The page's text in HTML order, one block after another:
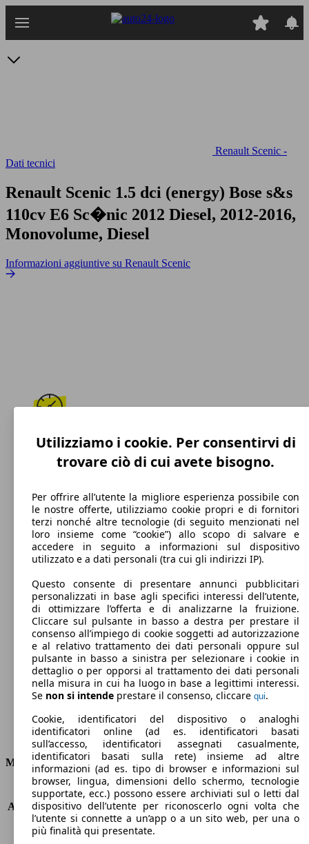
Renault Scenic -
Dati tecnici
Renault Scenic 1.5 dci (energy) Bose s&s
110cv E6 Sc�nic 2012 Diesel, 2012-2016,
Monovolume, Diesel
Informazioni aggiuntive su Renault Scenic
180 km/h
Velocità massima
Diesel
Carburante
105 g/km
Emissioni di CO2 (combinato)*
Consumi
Motore e Prestazioni
KW (PS)
81 kW (110 PS)
Accelerazione (0-100 km/h)
13.3s
Velocità massima (km/h)
180 km/h
Numero di marce
6
Utilizziamo i cookie. Per consentirvi di
trovare ciò di cui avete bisogno.
Per offrire all’utente la migliore esperienza possibile con
le nostre offerte, utilizziamo cookie propri e di fornitori
terzi nonché altre tecnologie (di seguito menzionati nel
loro insieme come “cookie”) allo scopo di salvare e
accedere in seguito a informazioni sul dispositivo
utilizzato e a dati personali (tra cui gli indirizzi IP).
Questo consente di presentare annunci pubblicitari
personalizzati in base agli specifici interessi dell’utente,
di ottimizzare l’offerta e di analizzarne la fruizione.
Cliccare sul pulsante in basso a destra per prestare il
consenso all’impiego di cookie soggetti ad autorizzazione
e al relativo trattamento dei dati personali oppure sul
pulsante in basso a sinistra per selezionare i cookie in
dettaglio o per opporsi al trattamento dei dati personali
nella misura in cui ha luogo in base a legittimi interessi.
Se non si intende prestare il consenso, cliccare qui.
Cookie, identificatori del dispositivo o analoghi
identificatori online (ad es. identificatori basati
sull’accesso, identificatori assegnati casualmente,
identificatori basati sulla rete) insieme ad altre
informazioni (ad es. tipo di browser e informazioni sul
browser, lingua, dimensioni dello schermo, tecnologie
supportate, ecc.) possono essere archiviati sul o letti dal
dispositivo dell’utente per riconoscerlo ogni volta che
l’utente si connette a un’app o a un sito web, per una o
più finalità qui presentate.